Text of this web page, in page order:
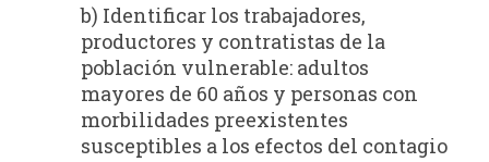
b) Identificar los trabajadores,
productores y contratistas de la
población vulnerable: adultos
mayores de 60 años y personas con
morbilidades preexistentes
susceptibles a los efectos del contagio